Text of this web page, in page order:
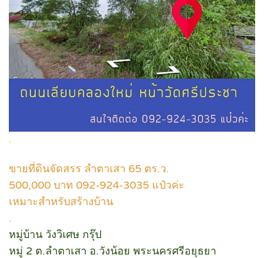
.
ขายที่ดินจัดสรร ลำตาเสา 65 ตร.ว.
500,000 บาท 092-924-3035 แป๋วค่ะ
เหมาะสำหรับสร้างบ้าน
.
หมู่บ้าน วังวิเศษ กรุ๊ป
หมู่ 2 ต.ลำตาเสา อ.วังน้อย พระนครศรีอยุธยา